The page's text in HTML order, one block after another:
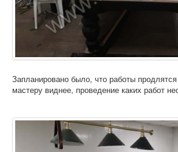
Запланировано было, что работы
мастеру виднее, проведение каких работ